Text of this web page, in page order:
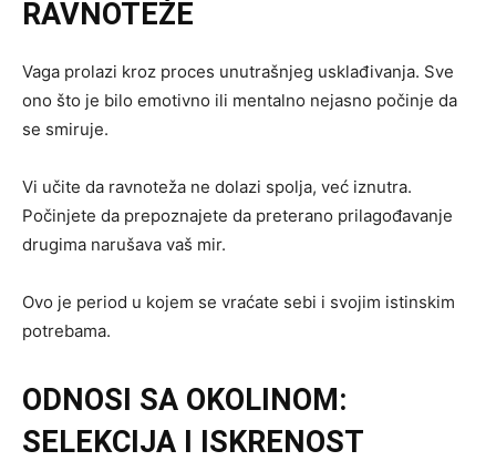
RAVNOTEŽE
Vaga prolazi kroz proces unutrašnjeg usklađivanja. Sve
ono što je bilo emotivno ili mentalno nejasno počinje da
se smiruje.
Vi učite da ravnoteža ne dolazi spolja, već iznutra.
Počinjete da prepoznajete da preterano prilagođavanje
drugima narušava vaš mir.
Ovo je period u kojem se vraćate sebi i svojim istinskim
potrebama.
ODNOSI SA OKOLINOM:
SELEKCIJA I ISKRENOST